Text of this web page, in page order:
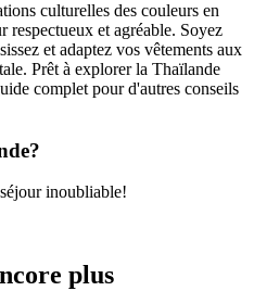
culturelles des couleurs en
respectueux et agréable. Soyez
et adaptez vos vêtements aux
Prêt à explorer la Thaïlande
complet pour d'autres conseils
inoubliable!
plus